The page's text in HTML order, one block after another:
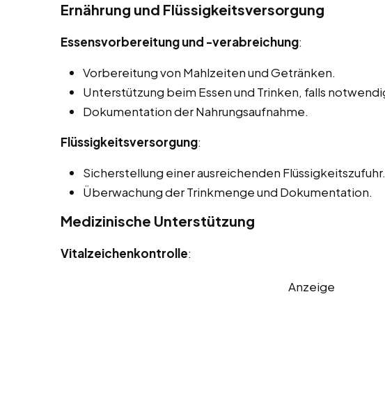
Ernährung und Flüssigkeitsversorgung
Essensvorbereitung und -verabreichung:
Vorbereitung von Mahlzeiten und Getränken.
Unterstützung beim Essen und Trinken, falls
Dokumentation der Nahrungsaufnahme.
Flüssigkeitsversorgung:
Sicherstellung einer ausreichenden Flüssigkeitszufuhr.
Überwachung der Trinkmenge und Dokumentation.
Medizinische Unterstützung
Vitalzeichenkontrolle:
Anzeige